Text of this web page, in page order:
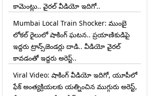
కామెంట్లు.. వైరల్ వీడియో ఇదిగో..
Mumbai Local Train Shocker: ముంబై
లోకల్ రైలులో షాకింగ్ ఘటన.. ప్రయాణికుడిపై
ఇద్దరు ట్రాన్స్‌జెండర్లు దాడి.. వీడియో వైరల్
కావడంతో ఇద్దరు అరెస్ట్..
Viral Video: షాకింగ్ వీడియో ఇదిగో, యూపీలో
ఫేక్ అంత్యక్రియలకు యత్నించిన ముగ్గురు అరెస్ట్,